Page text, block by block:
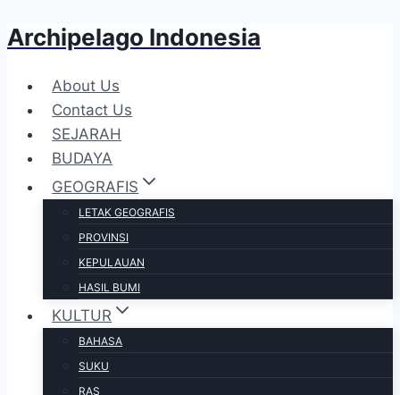
Skip
content
Archipelago Indonesia
About Us
Contact Us
SEJARAH
BUDAYA
GEOGRAFIS
LETAK GEOGRAFIS
PROVINSI
KEPULAUAN
HASIL BUMI
KULTUR
BAHASA
SUKU
RAS